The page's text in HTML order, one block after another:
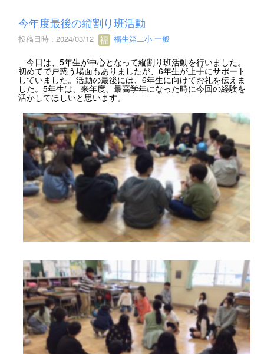
今年度最後の縦割り班活動
投稿日時 : 2024/03/12 福生第二小 一般
今日は、5年生が中心となって縦割り班活動を行いました。
初めてで戸惑う場面もありましたが、6年生が上手にサポート
していました。活動の最後には、6年生に向けてお礼を伝えま
した。5年生は、来年度、最高学年になった時に今回の経験を
活かしてほしいと思います。